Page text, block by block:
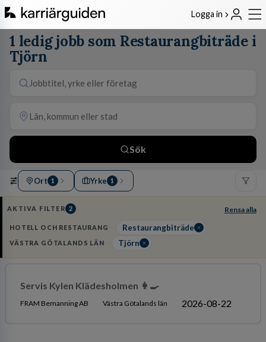
Logga in
1 ledig jobb som Restaurangbiträde i
Tjörn
Sök
Ort 1 Yrke 1
AKTIVA FILTER 2 Rensa alla
HOTELL OCH RESTAURANG Restaurangbiträde
VÄSTRA GÖTALANDS LÄN Tjörn
Servis Kylen Klädesholmen 👩‍🍳
FRAM Bemanning AB Västra Götalands län 2026-08-22